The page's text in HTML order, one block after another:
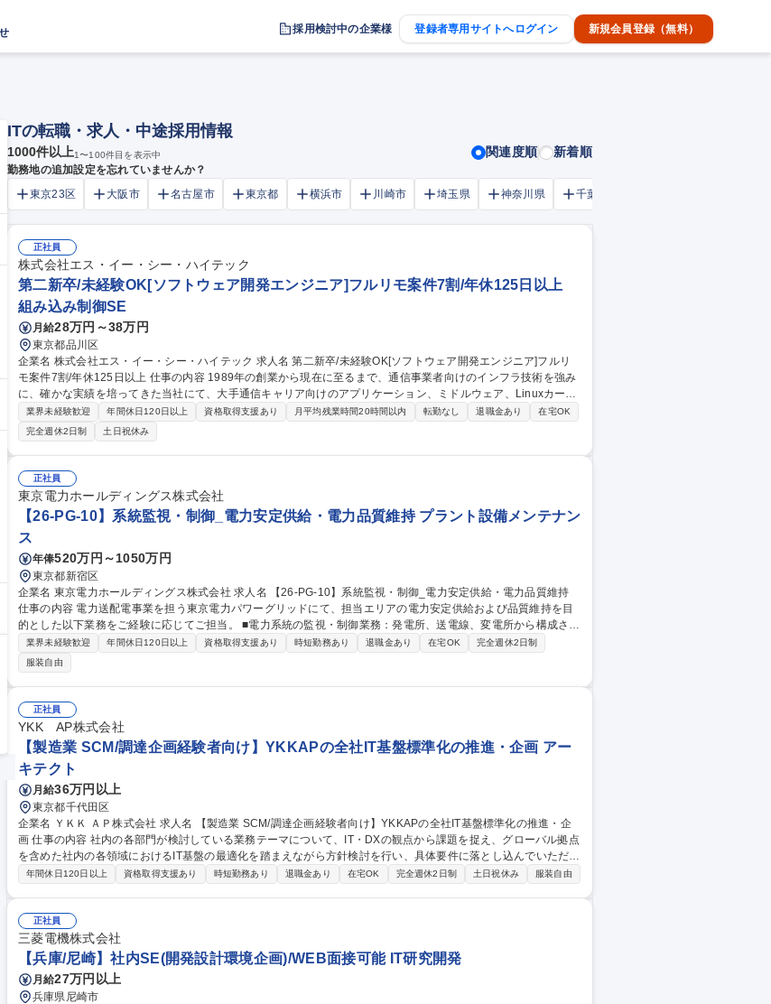
採用検討中の企業様 登録者専用サイトへログイン 新規会員登録（無料）
ITの転職・求人・中途採用情報
1000件以上1〜100件目を表示中 関連度順 新着順
勤務地の追加設定を忘れていませんか？
東京23区
大阪市 名古屋市 東京都 横浜市 川崎市 埼玉県 神奈川県 千葉市
正社員
株式会社エス・イー・シー・ハイテック
第二新卒/未経験OK[ソフトウェア開発エンジニア]フルリモ案件7割/年休125日以上
組み込み制御SE
月給28万円～38万円
東京都品川区
企業名 株式会社エス・イー・シー・ハイテック 求人名 第二新卒/未経験OK[ソフトウェア開発エンジニア]フルリ
モ案件7割/年休125日以上 仕事の内容 1989年の創業から現在に至るまで、通信事業者向けのインフラ技術を強み
に、確かな実績を培ってきた当社にて、大手通信キャリア向けのアプリケーション、ミドルウェア、Linuxカーネ
ルの開発をご担当いただきます。 [案件例]■通信キャリア向け5G基地局システムの開発/仮想化NWシステムの開発/
トラフィック制御システムの開発/通信仮想基盤OS／ミドルウェア開発 他 [魅力/やりがい] 固定電話の交換機開発
の時代から、携帯電話の登場・ 発展を支えてきた長年のノウハウと信頼により、当社でなくては出来ない 案件が
多数ございます。 募集職種 第二新卒/未経験OK[ソフトウェア開発エンジニア]フルリモ案件7割/年休125日以上
業界未経験歓迎 年間休日120日以上 資格取得支援あり 月平均残業時間20時間以内 転勤なし 退職金あり
在宅OK
完全週休2日制
土日祝休み
正社員
東京電力ホールディングス株式会社
【26-PG-10】系統監視・制御_電力安定供給・電力品質維持 プラント設備メンテナン
ス
年俸520万円～1050万円
東京都新宿区
企業名 東京電力ホールディングス株式会社 求人名 【26-PG-10】系統監視・制御_電力安定供給・電力品質維持
仕事の内容 電力送配電事業を担う東京電力パワーグリッドにて、担当エリアの電力安定供給および品質維持を目
的とした以下業務をご経験に応じてご担当。 ■電力系統の監視・制御業務：発電所、送電線、変電所から構成され
る 担当エリアの電力系統全体を監視し、電圧の変化・電力の流れをリアルタイムで監視・制御。 ■事故・トラブ
ル対応：事故やトラブル発生時には、チームメンバーと連携の上、迅速・適確に復旧操作を実施(色の違いを判断
した、緊急なシステム操作あり) ■社内への情報発信：電力系統の異常時や事故発生時に発生状況、復旧見込みな
どを迅速に社内共有し、関係箇所との協力体制の強化を行う。 募集職種 【26-PG-10】系統監視・制御_電力安定
供給・電力品質維持
業界未経験歓迎 年間休日120日以上 資格取得支援あり 時短勤務あり 退職金あり 在宅OK
完全週休2日制
服装自由
正社員
YKK AP株式会社
【製造業 SCM/調達企画経験者向け】YKKAPの全社IT基盤標準化の推進・企画 アー
キテクト
月給36万円以上
東京都千代田区
企業名 ＹＫＫ ＡＰ株式会社 求人名 【製造業 SCM/調達企画経験者向け】YKKAPの全社IT基盤標準化の推進・企
画 仕事の内容 社内の各部門が検討している業務テーマについて、IT・DXの観点から課題を捉え、グローバル拠点
を含めた社内の各領域におけるIT基盤の最適化を踏まえながら方針検討を行い、具体要件に落とし込んでいただき
ます。 当社ではグローバルIT本部(Global Information Technology)とTRI（Technology Risk & Innovation）統括
が必要な比較的大きなテーマが持ち込まれ、PJTとして対応することがメインとなります。 募集職種 【製造業 S
CM/調達企画経験者向け】YKKAPの全社IT基盤標準化の推進・企画
年間休日120日以上 資格取得支援あり 時短勤務あり 退職金あり 在宅OK 完全週休2日制 土日祝休み 服装自由
正社員
三菱電機株式会社
【兵庫/尼崎】社内SE(開発設計環境企画)/WEB面接可能 IT研究開発
月給27万円以上
兵庫県尼崎市